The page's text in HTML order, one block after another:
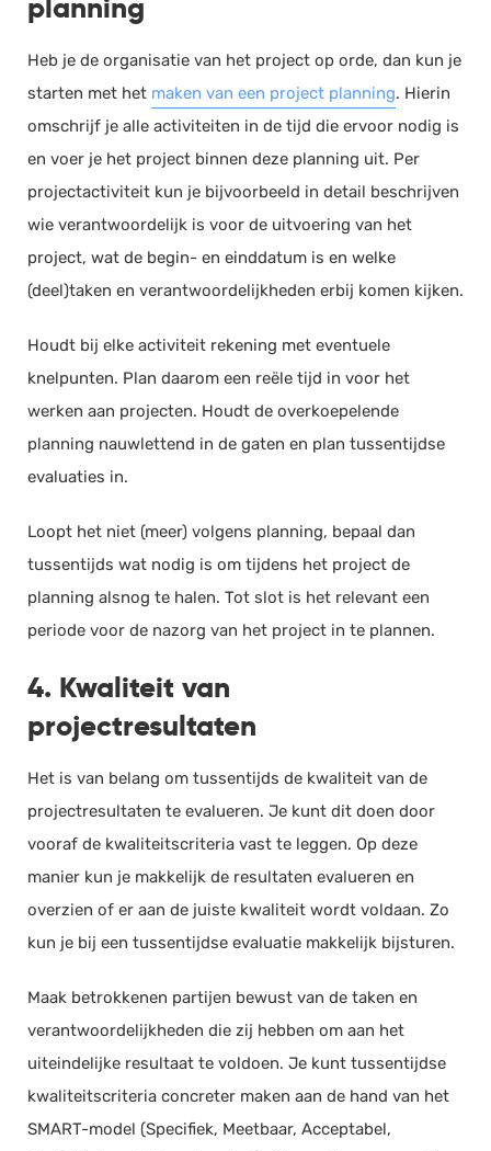
planning
Heb je de organisatie van het project op orde, dan kun je
starten met het maken van een project planning. Hierin
omschrijf je alle activiteiten in de tijd die ervoor nodig is
en voer je het project binnen deze planning uit. Per
projectactiviteit kun je bijvoorbeeld in detail beschrijven
wie verantwoordelijk is voor de uitvoering van het
project, wat de begin- en einddatum is en welke
(deel)taken en verantwoordelijkheden erbij komen kijken.
Houdt bij elke activiteit rekening met eventuele
knelpunten. Plan daarom een reële tijd in voor het
werken aan projecten. Houdt de overkoepelende
planning nauwlettend in de gaten en plan tussentijdse
evaluaties in.
Loopt het niet (meer) volgens planning, bepaal dan
tussentijds wat nodig is om tijdens het project de
planning alsnog te halen. Tot slot is het relevant een
periode voor de nazorg van het project in te plannen.
4. Kwaliteit van
projectresultaten
Het is van belang om tussentijds de kwaliteit van de
projectresultaten te evalueren. Je kunt dit doen door
vooraf de kwaliteitscriteria vast te leggen. Op deze
manier kun je makkelijk de resultaten evalueren en
overzien of er aan de juiste kwaliteit wordt voldaan. Zo
kun je bij een tussentijdse evaluatie makkelijk bijsturen.
Maak betrokkenen partijen bewust van de taken en
verantwoordelijkheden die zij hebben om aan het
uiteindelijke resultaat te voldoen. Je kunt tussentijdse
kwaliteitscriteria concreter maken aan de hand van het
SMART-model (Specifiek, Meetbaar, Acceptabel,